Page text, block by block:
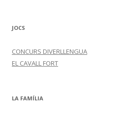
JOCS
CONCURS DIVERLLENGUA
EL CAVALL FORT
LA FAMÍLIA